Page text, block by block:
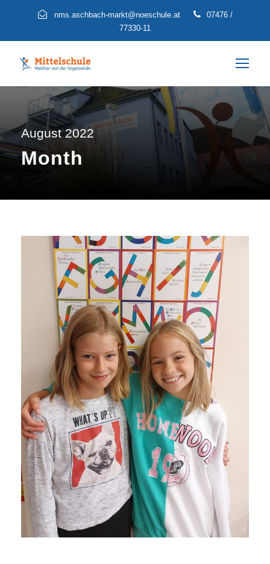
nms.aschbach-markt@noeschule.at
07476 /
77330-11
August 2022
Month